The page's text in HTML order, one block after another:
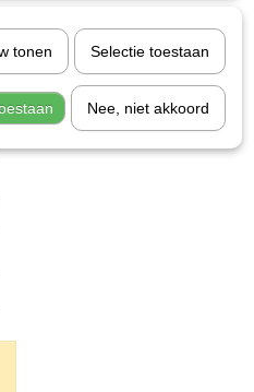
tonen Selectie toestaan
Nee, niet akkoord